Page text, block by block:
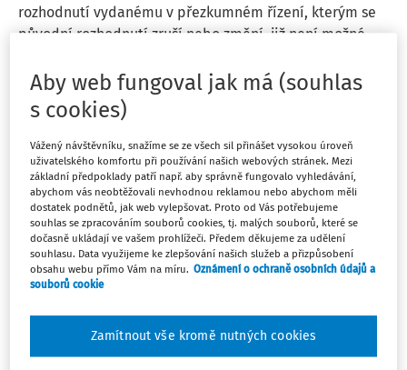
rozhodnutí vydanému v přezkumném řízení, kterým se
původní rozhodnutí zruší nebo změní, již není možné ...
Vydáno:
22. 7. 2026 3 minuty čtení
PRÉMIOVÉ ČLÁNKY KOMENTOVANÁ JUDIKATURA
Pozbytí účinků rozhodnutí správce daně
K pozbytí právních účinků rozhodnutí správce daně
podle § 124a daňového řádu může dojít i na základě
rozhodnutí krajského soudu o žalobě na ochranu před
nezákonným zásahem. Rozhodné je, zda správce daně
vydal rozhodnutí na základě později zrušeného ...
Aby web fungoval jak má (souhlas
s cookies)
Vážený návštěvníku, snažíme se ze všech sil přinášet vysokou úroveň
uživatelského komfortu při používání našich webových stránek. Mezi
základní předpoklady patří např. aby správně fungovalo vyhledávání,
abychom vás neobtěžovali nevhodnou reklamou nebo abychom měli
dostatek podnětů, jak web vylepšovat. Proto od Vás potřebujeme
souhlas se zpracováním souborů cookies, tj. malých souborů, které se
dočasně ukládají ve vašem prohlížeči. Předem děkujeme za udělení
souhlasu. Data využijeme ke zlepšování našich služeb a přizpůsobení
obsahu webu přímo Vám na míru. Oznámení o ochraně osobních údajů a
souborů cookie
Zamítnout vše kromě nutných cookies